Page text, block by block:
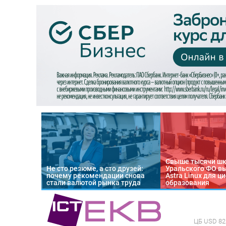
Не сто резюме, а сто друзей:
почему рекомендации снова
стали валютой рынка труда
Свыше тысячи
Уральского ФО
Astra Linux для
образования
ЦБ USD